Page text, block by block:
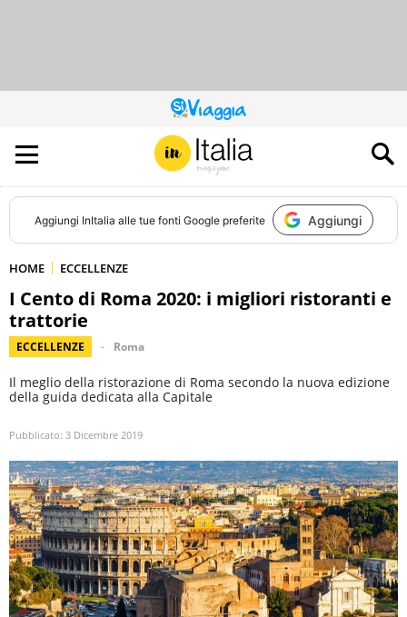
QUESTO
SITO
CONTRIBUISCE
ALL’AUDIENCE
DI
Aggiungi InItalia alle tue fonti Google preferite Aggiungi
HOME ECCELLENZE
I Cento di Roma 2020: i migliori ristoranti e
trattorie
ECCELLENZE Roma
Il meglio della ristorazione di Roma secondo la nuova edizione
della guida dedicata alla Capitale
Pubblicato: 3 Dicembre 2019